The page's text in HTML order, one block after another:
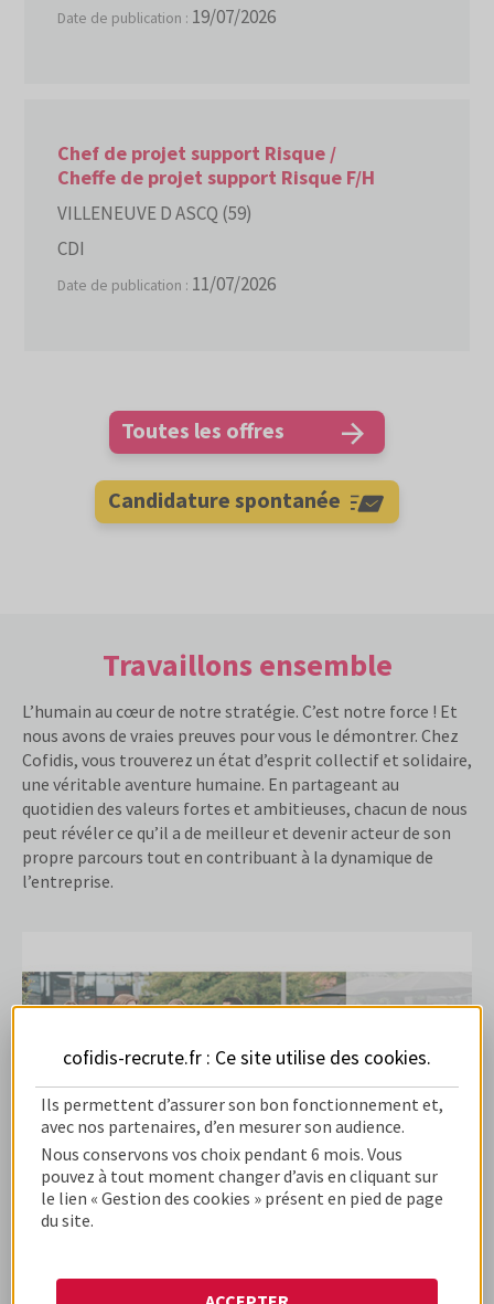
Date de publication : 19/07/2026
Chef de projet support Risque /
Cheffe de projet support Risque F/H
VILLENEUVE D ASCQ (59)
CDI
Date de publication : 11/07/2026
Toutes les offres
Candidature spontanée
Travaillons ensemble
L’humain au cœur de notre stratégie. C’est notre force ! Et
nous avons de vraies preuves pour vous le démontrer. Chez
Cofidis, vous trouverez un état d’esprit collectif et solidaire,
une véritable aventure humaine. En partageant au
quotidien des valeurs fortes et ambitieuses, chacun de nous
peut révéler ce qu’il a de meilleur et devenir acteur de son
propre parcours tout en contribuant à la dynamique de
l’entreprise.
ALTERNANCE ET STAGE CHEZ COFIDIS
cofidis-recrute.fr : Ce site utilise des cookies.
Ils permettent d’assurer son bon fonctionnement et,
avec nos partenaires, d’en mesurer son audience.
Nous conservons vos choix pendant 6 mois. Vous
pouvez à tout moment changer d’avis en cliquant sur
le lien « Gestion des cookies » présent en pied de page
du site.